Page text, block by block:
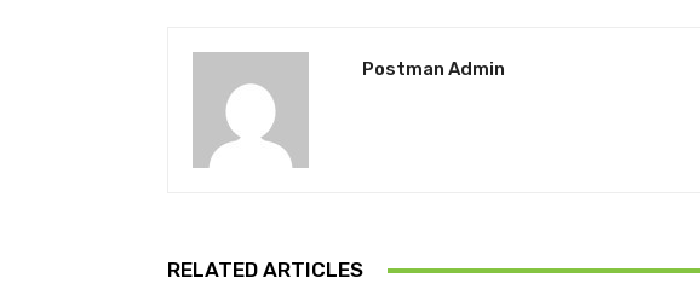
Postman Admin
RELATED ARTICLES